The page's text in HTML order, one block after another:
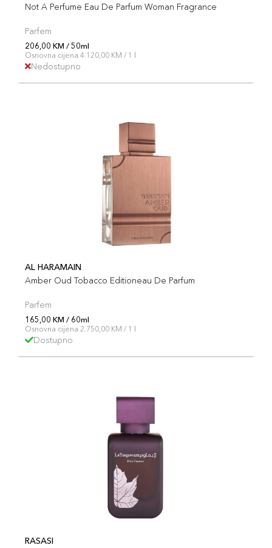
Not A Perfume Eau De Parfum Woman Fragrance
Parfem
206,00 KM / 50ml
Osnovna cijena 4.120,00 KM / 1 l
Nedostupno
AL HARAMAIN
Amber Oud Tobacco Editioneau De Parfum
Parfem
165,00 KM / 60ml
Osnovna cijena 2.750,00 KM / 1 l
Dostupno
RASASI